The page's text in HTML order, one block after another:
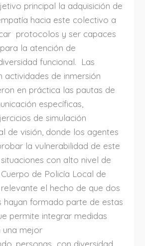
principal la adquisición de
hacia este colectivo a
protocolos y ser capaces
la atención de
funcional. Las
actividades de inmersión
en práctica las pautas de
específicas,
de simulación
de visión, donde los agentes
la vulnerabilidad de este
con alto nivel de
de Policía Local de
el hecho de que dos
hayan formado parte de estas
permite integrar medidas
una mejor
personas con diversidad